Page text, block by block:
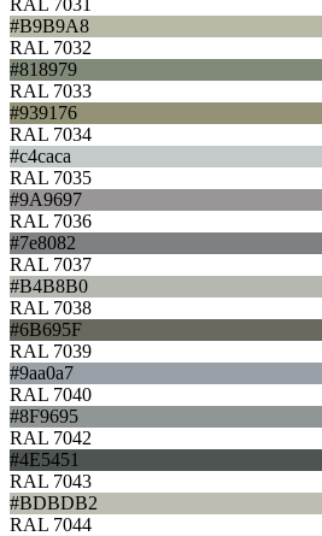
#B9B9A8
RAL 7032
#818979
RAL 7033
#939176
RAL 7034
#c4caca
RAL 7035
#9A9697
RAL 7036
#7e8082
RAL 7037
#B4B8B0
RAL 7038
#6B695F
RAL 7039
#9aa0a7
RAL 7040
#8F9695
RAL 7042
#4E5451
RAL 7043
#BDBDB2
RAL 7044